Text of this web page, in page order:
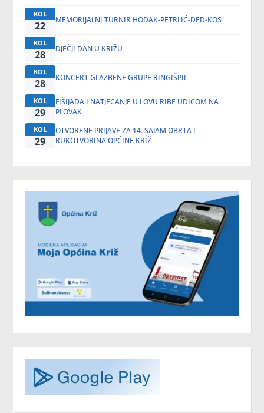
KOL
22 MEMORIJALNI TURNIR HODAK-PETRLIĆ-DED-KOS
KOL
28 DJEČJI DAN U KRIŽU
KOL
28 KONCERT GLAZBENE GRUPE RINGIŠPIL
KOL
29
FIŠIJADA I NATJECANJE U LOVU RIBE UDICOM NA
PLOVAK
KOL
29
OTVORENE PRIJAVE ZA 14. SAJAM OBRTA I
RUKOTVORINA OPĆINE KRIŽ